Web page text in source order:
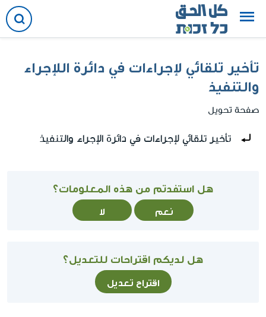
تأخير تلقائي لإجراءات في دائرة اللإجراء
والتنفيذ
صفحة تحويل
تحويل إلى:تأخير تلقائي لإجراءات في دائرة الإجراء والتنفيذ
هل استفدتم من هذه المعلومات؟
نعم لا
هل لديكم اقتراحات للتعديل؟
اقتراح تعديل